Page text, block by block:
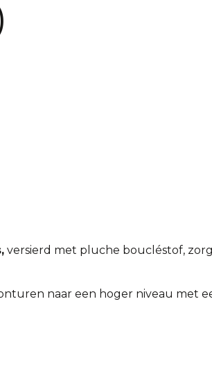
versierd met pluche boucléstof,
naar een hoger niveau met